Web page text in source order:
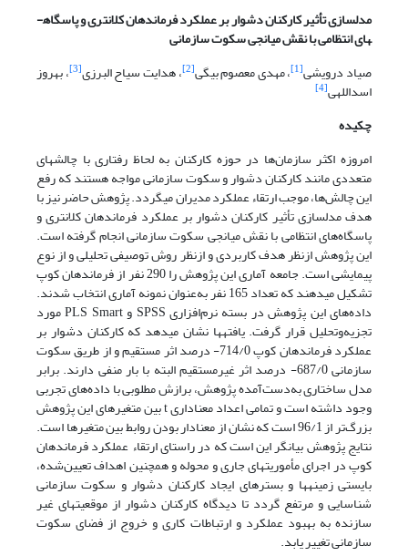
مدل­سازی تأثیر کارکنان دشوار بر عملکرد فرماندهان کلانتری و پاسگاه­
های انتظامی با نقش میانجی سکوت سازمانی
صیاد درویشی[1] ، مهدی معصوم بیگی[2] ، هدایت سیاح البرزی[3] ، بهروز
اسداللهی[4]
چکیده
امروزه اکثر سازمان‌ها در حوزه کارکنان به لحاظ رفتاری با چالش­های
متعددی مانند کارکنان دشوار و سکوت سازمانی مواجه هستند که رفع
این چالش‌ها، موجب ارتقاء عملکرد مدیران می­گردد. پژوهش حاضر نیز با
هدف مدل­سازی تأثیر کارکنان دشوار بر عملکرد فرماندهان کلانتری و
پاسگاه‌های انتظامی با نقش میانجی سکوت سازمانی انجام گرفته است.
این پژوهش ازنظر هدف کاربردی و ازنظر روش توصیفی تحلیلی و از نوع
پیمایشی است. جامعه آماری این پژوهش را 290 نفر از فرماندهان کوپ
تشکیل می­دهند که تعداد 165 نفر به‌عنوان نمونه آماری انتخاب شدند.
داده‌های این پژوهش در بسته نرم‌افزاری SPSS و PLS Smart مورد
تجزیه‌وتحلیل قرار گرفت.یافته­ها نشان می­دهد که کارکنان دشوار بر
عملکرد فرماندهان کوپ 714/0- درصد اثر مستقیم و از طریق سکوت
سازمانی 687/0- درصد اثر غیرمستقیم البته با بار منفی دارند. برابر
مدل ساختاری به‌دست‌آمده پژوهش، برازش مطلوبی با داده‌های تجربی
وجود داشته است و تمامی اعداد معناداری t بین متغیرهای این پژوهش
بزرگ‌تر از 96/1 است که نشان از معنادار بودن روابط بین متغیرها است.
نتایج پژوهش بیانگر این است که در راستای ارتقاء عملکرد فرماندهان
کوپ در اجرای مأموریت­های جاری و محوله و همچنین اهداف تعیین‌شده،
بایستی زمینه­ها و بسترهای ایجاد کارکنان دشوار و سکوت سازمانی
شناسایی و مرتفع گردد تا دیدگاه کارکنان دشوار از موقعیت­های غیر
سازنده به بهبود عملکرد و ارتباطات کاری و خروج از فضای سکوت
سازمانی تغییر یابد.